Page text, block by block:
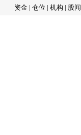
资金 | 仓位 | 机构 | 股闻